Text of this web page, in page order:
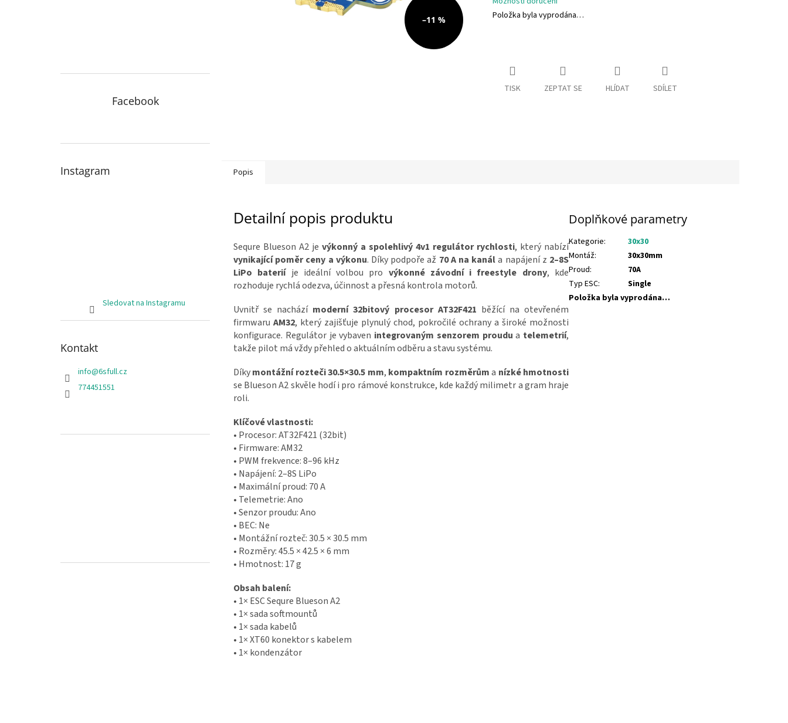
Facebook
Instagram
Sledovat na Instagramu
Kontakt
info@6sfull.cz
774451551
–11 %
Položka byla vyprodána…
TISK ZEPTAT SE HLÍDAT SDÍLET
Popis
Detailní popis produktu
Sequre Blueson A2 jevýkonný a spolehlivý 4v1 regulátor rychlosti, který nabízí
vynikající poměr ceny a výkonu. Díky podpoře až 70 A na kanála napájení z 2–8S
LiPo bateriíje ideální volbou pro výkonné závodní i freestyle drony, kde
rozhoduje rychlá odezva, účinnost a přesná kontrola motorů.
Uvnitř se nachází moderní 32bitový procesor AT32F421 běžící na otevřeném
firmwaruAM32, který zajišťuje plynulý chod, pokročilé ochrany a široké možnosti
konfigurace. Regulátor je vybaven integrovaným senzorem proudu a telemetrií,
takže pilot má vždy přehled o aktuálním odběru a stavu systému.
Díkymontážní rozteči 30.5×30.5 mm, kompaktním rozměrůma nízké hmotnosti
se Blueson A2 skvěle hodí i pro rámové konstrukce, kde každý milimetr a gram hraje
roli.
Klíčové vlastnosti:
• Procesor: AT32F421 (32bit)
• Firmware: AM32
• PWM frekvence: 8–96 kHz
• Napájení: 2–8S LiPo
• Maximální proud: 70 A
• Telemetrie: Ano
• Senzor proudu: Ano
• BEC: Ne
• Montážní rozteč: 30.5 × 30.5 mm
• Rozměry: 45.5 × 42.5 × 6 mm
• Hmotnost: 17 g
Obsah balení:
• 1× ESC Sequre Blueson A2
• 1× sada softmountů
• 1× sada kabelů
• 1× XT60 konektor s kabelem
• 1× kondenzátor
Doplňkové parametry
Kategorie:
30x30
Montáž:
30x30mm
Proud:
70A
Typ ESC:
Single
Položka byla vyprodána…